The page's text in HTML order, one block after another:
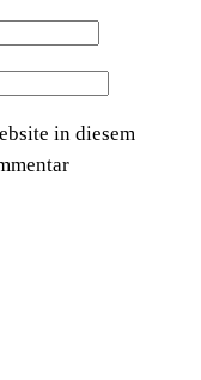
in diesem